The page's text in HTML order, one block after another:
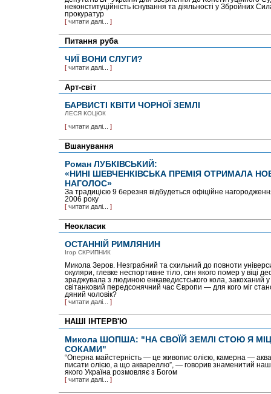
неконституційність існування та діяльності у Збройних
прокуратур
[ читати далі... ]
Питання руба
ЧИЇ ВОНИ СЛУГИ?
[ читати далі... ]
Арт-світ
БАРВИСТІ КВІТИ ЧОРНОЇ ЗЕМЛІ
ЛЕСЯ КОЦЮК
[ читати далі... ]
Вшанування
Роман ЛУБКІВСЬКИЙ:
«НИНІ ШЕВЧЕНКІВСЬКА ПРЕМІЯ ОТРИМАЛА
НАГОЛОС»
За традицією 9 березня відбудеться офіційне
2006 року
[ читати далі... ]
Неокласик
ОСТАННІЙ РИМЛЯНИН
Ігор СКРИПНИК
Микола Зеров. Незг­рабний та схильний до повноти
окуляри, глевке неспортивне тіло, син якого помер у віці
зраджувала з людиною енкаведистського кола, закоха­ний у
світанковий передсонячний час Європи — для кого міг
дяний чоловік?
[ читати далі... ]
НАШІ ІНТЕРВ'Ю
Микола ШОПША: "НА СВОЇЙ ЗЕМЛІ СТОЮ Я
СОКАМИ"
“Оперна майстерність — це живопис олією, камерна —
писати олією, а що аквареллю”, — говорив знаменитий наш
якого Україна розмовляє з Богом
[ читати далі... ]